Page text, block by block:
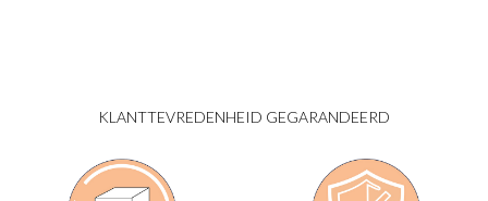
KLANTTEVREDENHEID GEGARANDEERD